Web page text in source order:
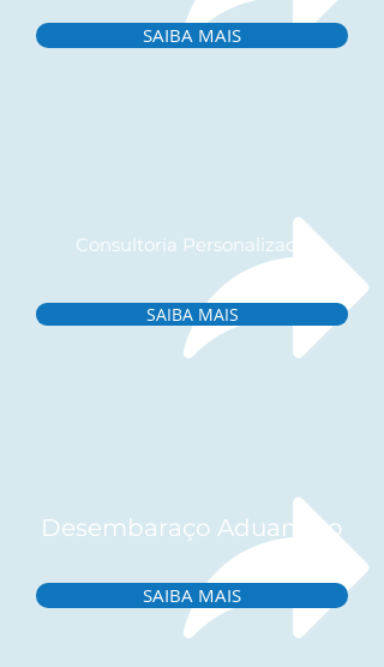
SAIBA MAIS
Consultoria Personalizada
SAIBA MAIS
Desembaraço Aduaneiro
SAIBA MAIS